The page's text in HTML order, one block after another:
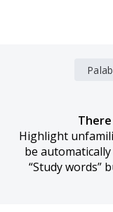
Highlight
be
“Study words”